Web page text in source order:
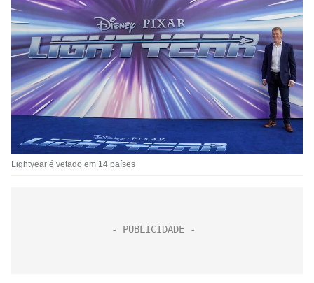
Lightyear é vetado em 14 países